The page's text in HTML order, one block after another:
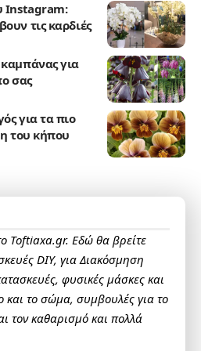
Instagram:
τις καρδιές
για
σας
για τα πιο
του κήπου
Toftiaxa.gr. Εδώ θα βρείτε
DIY, για Διακόσμηση
φυσικές μάσκες και
και το σώμα, συμβουλές για το
τον καθαρισμό και πολλά